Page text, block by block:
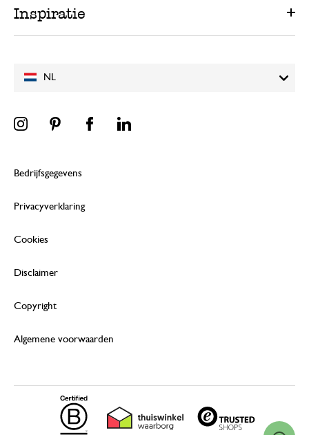
NL
Inspiratie
Bedrijfsgegevens
Privacyverklaring
Cookies
Disclaimer
Copyright
Algemene voorwaarden